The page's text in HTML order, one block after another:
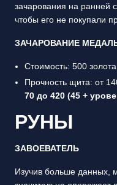
зачарования на ранней
чтобы его не покупали
ЗАЧАРОВАНИЕ
Стоимость: 500
Прочность щита: от
70 до 420 (45 +
РУНЫ
ЗАВОЕВАТЕЛЬ
Изучив больше данных,